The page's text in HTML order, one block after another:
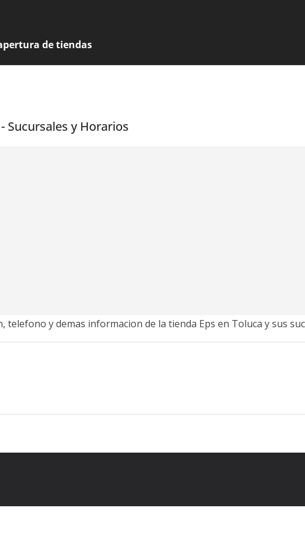
de tiendas
Sucursales y Horarios
y demas informacion de la tienda Eps en Toluca y sus